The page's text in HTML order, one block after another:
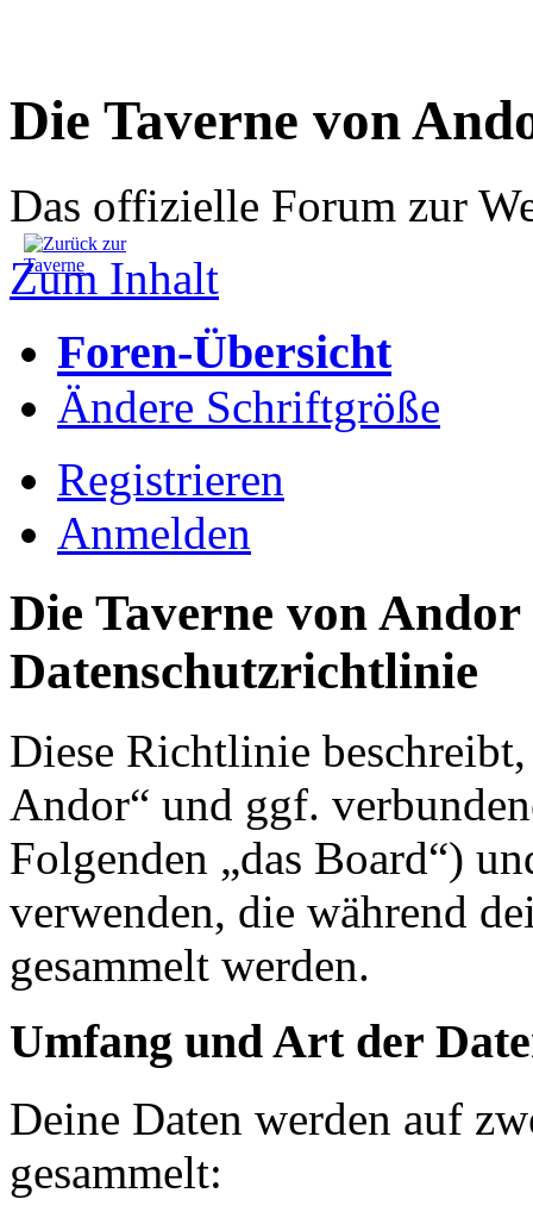
Die Taverne von
Das offizielle Forum zur
Zum Inhalt
Foren-Übersicht
Ändere Schriftgröße
Registrieren
Anmelden
Die Taverne von Andor
Datenschutzrichtlinie
Diese Richtlinie
Andor“ und ggf.
Folgenden „das Board“)
verwenden, die während
gesammelt werden.
Umfang und Art der
Deine Daten werden auf
gesammelt: